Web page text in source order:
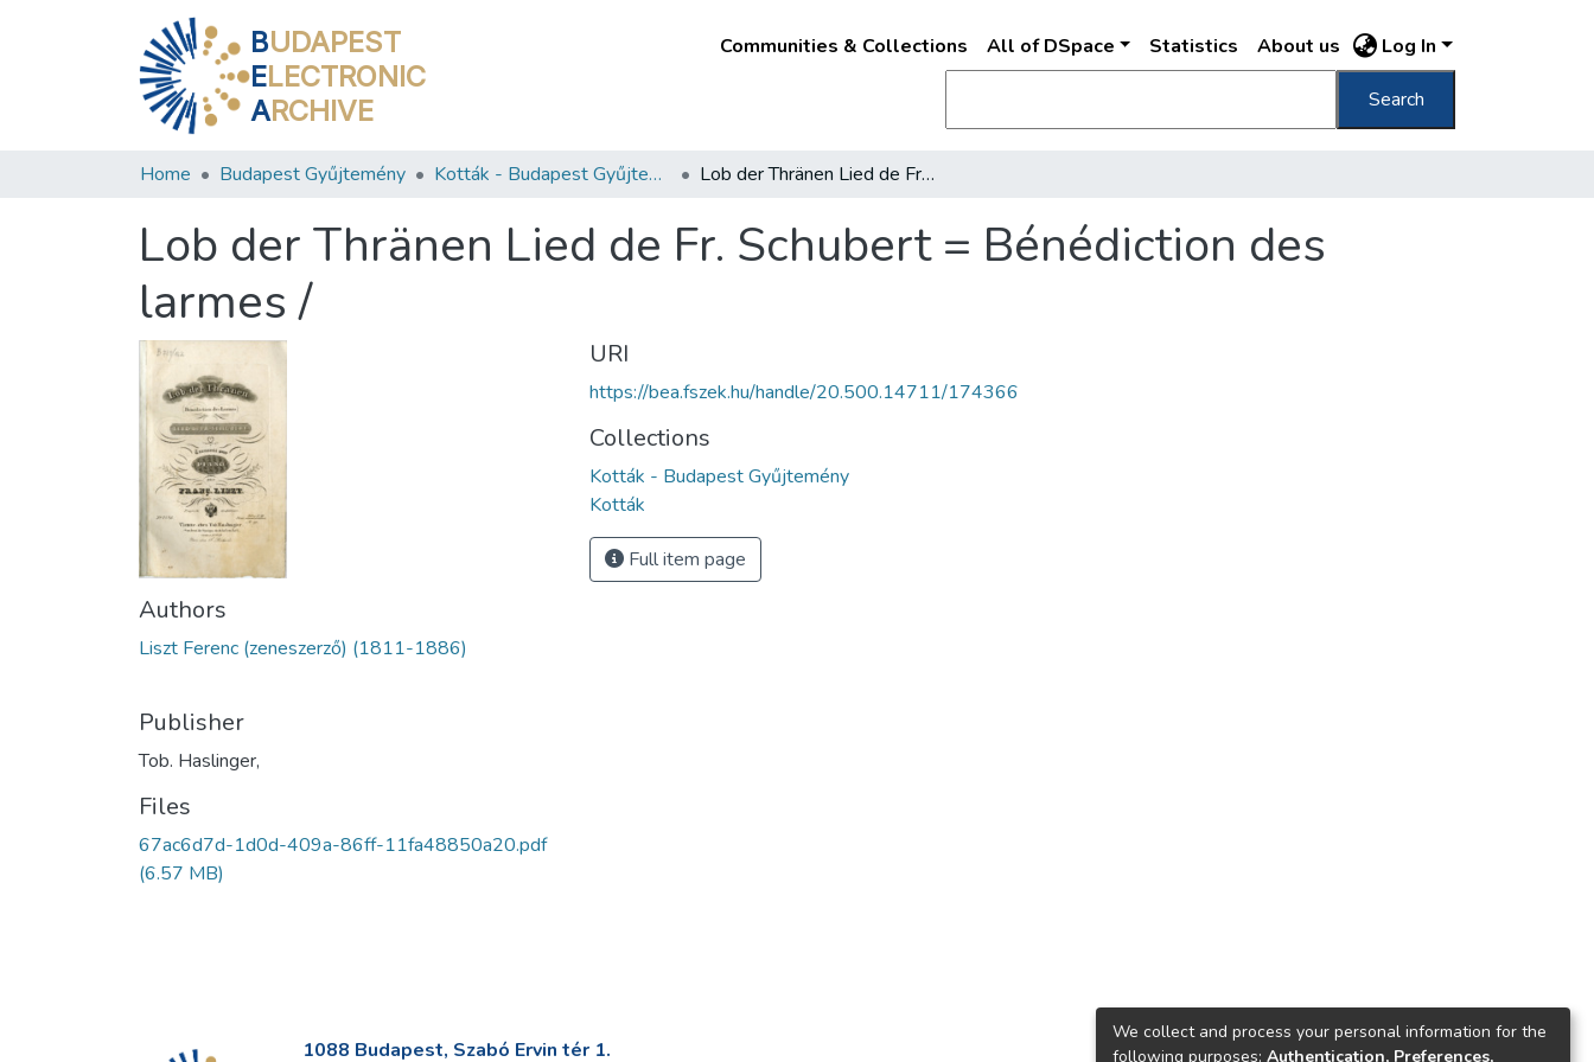
BUDAPEST
ELECTRONIC
ARCHIVE
Communities & Collections All of DSpace Statistics About us Log In
Search
Home Budapest Gyűjtemény Kották - Budapest Gyűjtemény Lob der Thränen Lied de Fr. Schubert = Bénédiction des larmes /
Lob der Thränen Lied de Fr. Schubert = Bénédiction des
larmes /
Authors
Liszt Ferenc (zeneszerző) (1811-1886)
Publisher
Tob. Haslinger,
Files
67ac6d7d-1d0d-409a-86ff-11fa48850a20.pdf
(6.57 MB)
URI
https://bea.fszek.hu/handle/20.500.14711/174366
Collections
Kották - Budapest Gyűjtemény
Kották
Full item page
1088 Budapest, Szabó Ervin tér 1.
We collect and process your personal information for the
following purposes: Authentication, Preferences,